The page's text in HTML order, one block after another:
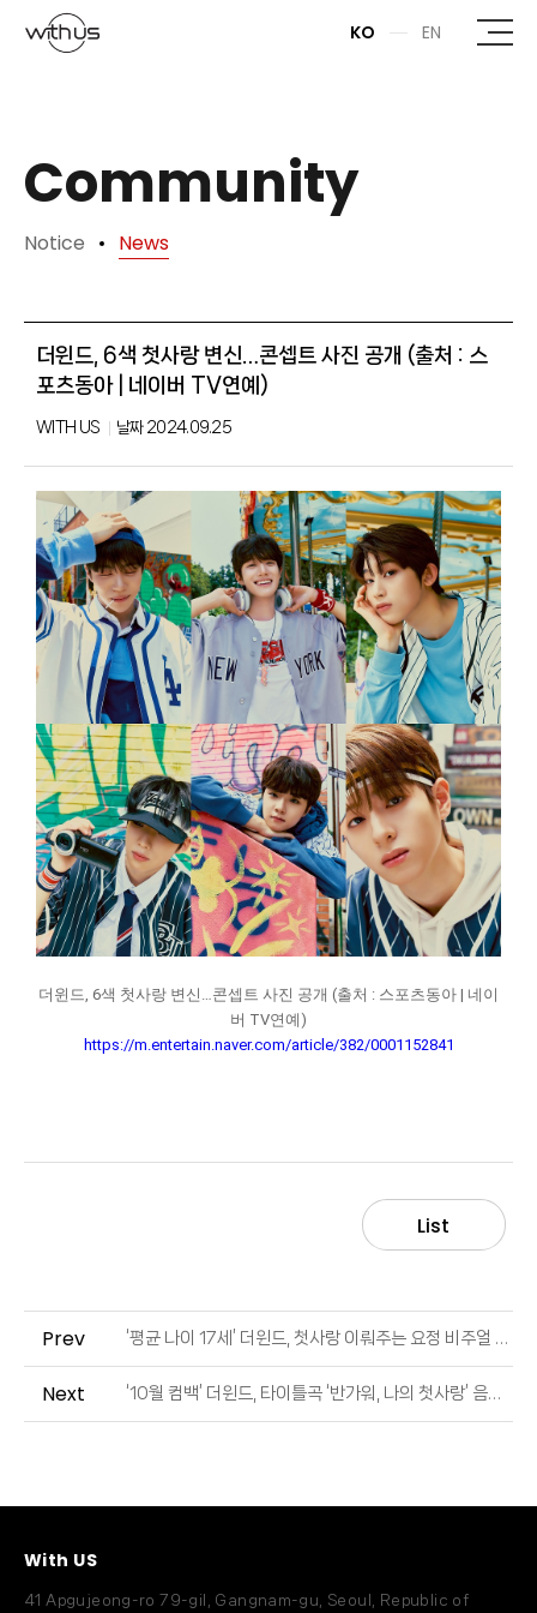
본문바로가기
KO EN
Community
Notice News
더윈드, 6색 첫사랑 변신…콘셉트 사진 공개 (출처 : 스
포츠동아 | 네이버 TV연예)
WITH US 날짜2024.09.25
더윈드, 6색 첫사랑 변신…콘셉트 사진 공개 (출처 : 스포츠동아 | 네이
버 TV연예)
https://m.entertain.naver.com/article/382/0001152841
List
Prev ‘평균 나이 17세’ 더윈드, 첫사랑 이뤄주는 요정 비주얼 (출처 : 스포츠동아 | 네이버 TV연예)
Next ‘10월 컴백’ 더윈드, 타이틀곡 ‘반가워, 나의 첫사랑’ 음원 일부 최초 공개 (출처 : 일간스포츠 | 네이버 TV연예)
With US
41 Apgujeong-ro 79-gil, Gangnam-gu, Seoul, Republic of